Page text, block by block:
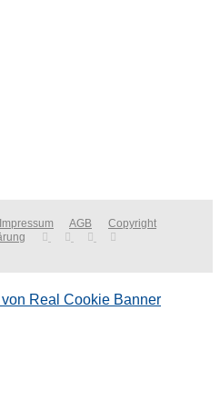
Impressum AGB
Copyright
Real Cookie Banner